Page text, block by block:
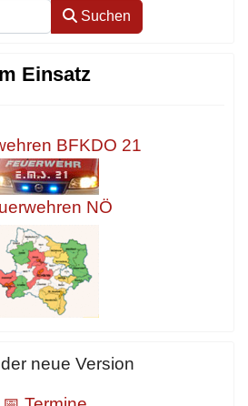
Suchen
Einsatz
BFKDO 21
NÖ
neue Version